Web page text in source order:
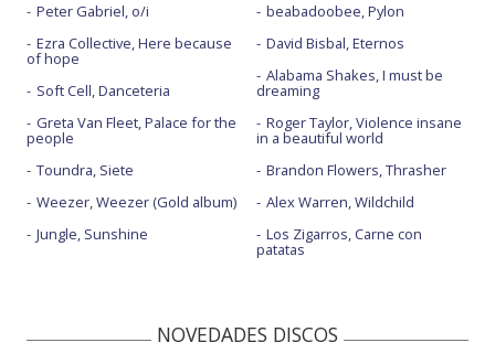
Peter Gabriel, o/i
Ezra Collective, Here because
of hope
Soft Cell, Danceteria
Greta Van Fleet, Palace for the
people
Toundra, Siete
Weezer, Weezer (Gold album)
Jungle, Sunshine
beabadoobee, Pylon
David Bisbal, Eternos
Alabama Shakes, I must be
dreaming
Roger Taylor, Violence insane
in a beautiful world
Brandon Flowers, Thrasher
Alex Warren, Wildchild
Los Zigarros, Carne con
patatas
NOVEDADES DISCOS